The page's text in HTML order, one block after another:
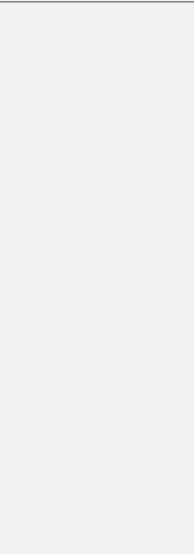
hinzufügen